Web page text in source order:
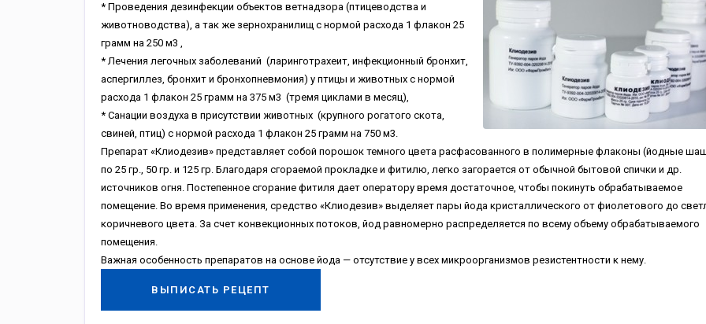
* Проведения дезинфекции объектов ветнадзора (птицеводства и
животноводства), а так же зернохранилищ с нормой расхода 1 флакон 25
грамм на 250 м3 ,
* Лечения легочных заболеваний (ларинготрахеит, инфекционный бронхит,
аспергиллез, бронхит и бронхопневмония) у птицы и животных с нормой
расхода 1 флакон 25 грамм на 375 м3 (тремя циклами в месяц),
* Санации воздуха в присутствии животных (крупного рогатого скота,
свиней, птиц) с нормой расхода 1 флакон 25 грамм на 750 м3.
Препарат «Клиодезив» представляет собой порошок темного цвета расфасованного в полимерные флаконы (йодные
по 25 гр., 50 гр. и 125 гр. Благодаря сгораемой прокладке и фитилю, легко загорается от обычной бытовой спички и др.
источников огня. Постепенное сгорание фитиля дает оператору время достаточное, чтобы покинуть обрабатываемое
помещение. Во время применения, средство «Клиодезив» выделяет пары йода кристаллического от фиолетового до
коричневого цвета. За счет конвекционных потоков, йод равномерно распределяется по всему объему обрабатываемого
помещения.
Важная особенность препаратов на основе йода — отсутствие у всех микроорганизмов резистентности к нему.
ВЫПИСАТЬ РЕЦЕПТ